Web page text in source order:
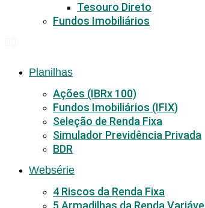
Tesouro Direto
Fundos Imobiliários
Planilhas
Ações (IBRx 100)
Fundos Imobiliários (IFIX)
Seleção de Renda Fixa
Simulador Previdência Privada
BDR
Websérie
4 Riscos da Renda Fixa
5 Armadilhas da Renda Variável